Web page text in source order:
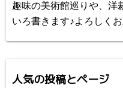
趣味の美術館巡りや、洋
いろ書きます♪よろしく
人気の投稿とページ